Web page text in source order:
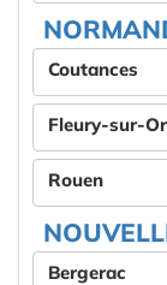
Coutances
Fleury-sur-
Rouen
Bergerac